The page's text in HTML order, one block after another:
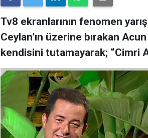
Tv8 ekranlarının fenomen
Ceylan’ın üzerine bırakan
kendisini tutamayarak; “Cimri